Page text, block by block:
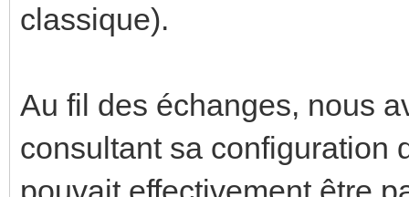
classique).
Au fil des échanges, nous
consultant sa configuration